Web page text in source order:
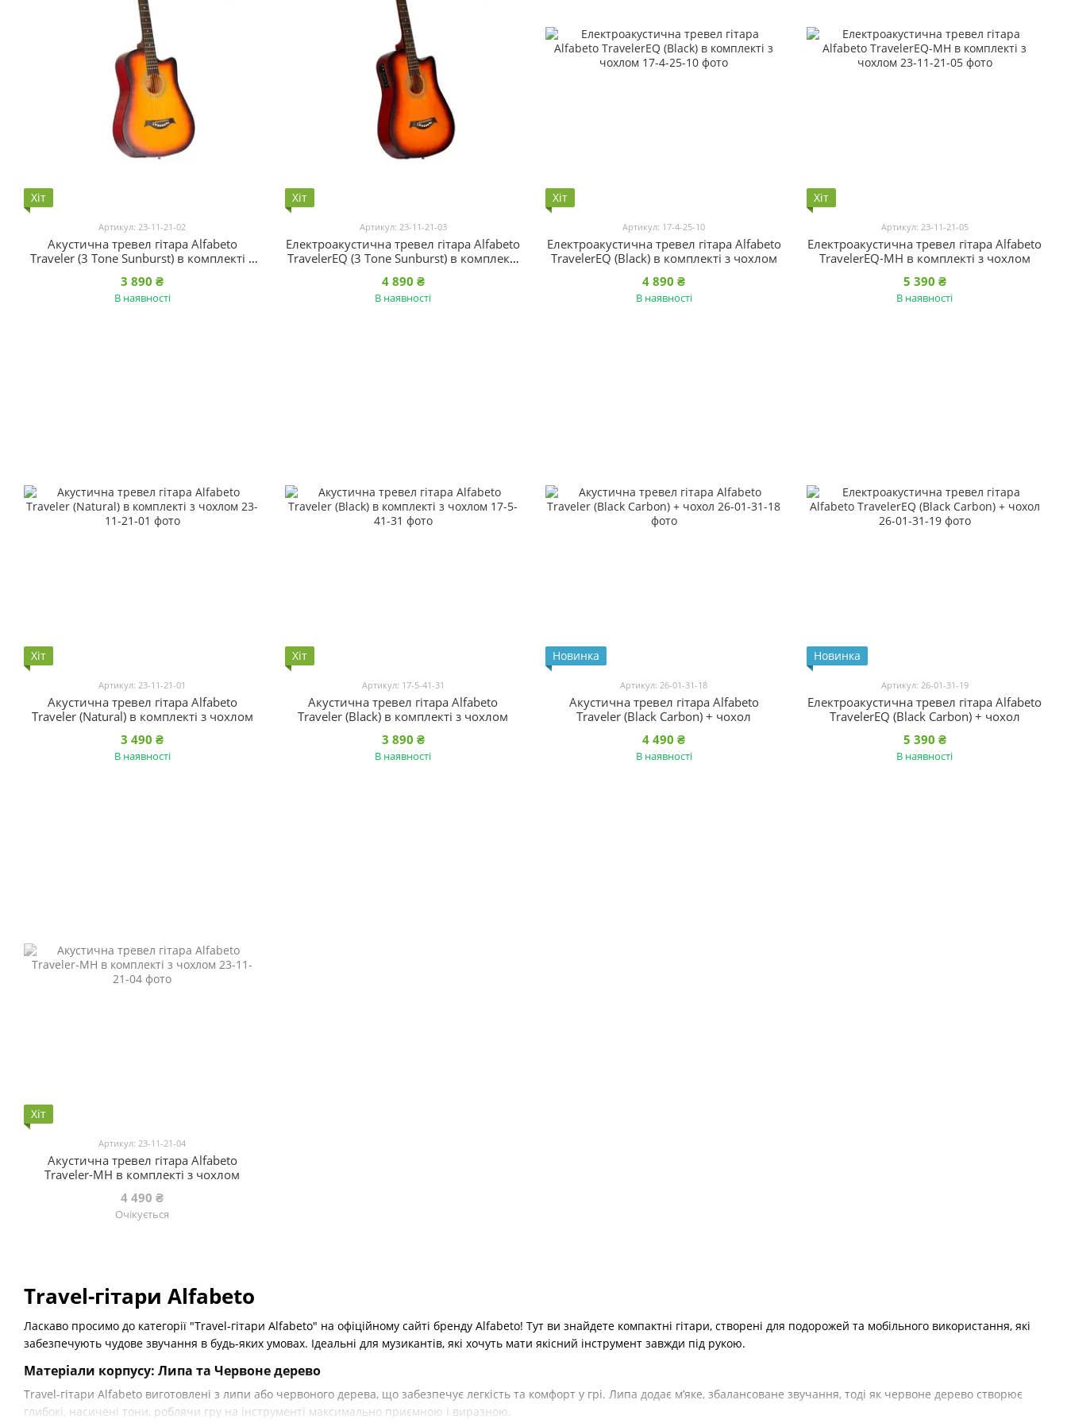
Travel-гітари Alfabeto
Ласкаво просимо до категорії "Travel-гітари Alfabeto" на офіційному сайті бренду Alfabeto! Тут ви знайдете компактні гітари, створені для подорожей та мобільного використання, які
забезпечують чудове звучання в будь-яких умовах. Ідеальні для музикантів, які хочуть мати якісний інструмент завжди під рукою.
Матеріали корпусу: Липа та Червоне дерево
Travel-гітари Alfabeto виготовлені з липи або червоного дерева, що забезпечує легкість та комфорт у грі. Липа додає м’яке, збалансоване звучання, тоді як червоне дерево створює
глибокі, насичені тони, роблячи гру на інструменті максимально приємною і виразною.
Хіт
Артикул: 23-11-21-02
Акустична тревел гітара Alfabeto
Traveler (3 Tone Sunburst) в комплекті з
3 890 ₴
В наявності
Хіт
Артикул: 23-11-21-03
Електроакустична тревел гітара Alfabeto
TravelerEQ (3 Tone Sunburst) в комплекті
4 890 ₴
В наявності
Хіт
Артикул: 17-4-25-10
Електроакустична тревел гітара Alfabeto
TravelerEQ (Black) в комплекті з чохлом
4 890 ₴
В наявності
Хіт
Артикул: 23-11-21-05
Електроакустична тревел гітара Alfabeto
TravelerEQ-MH в комплекті з чохлом
5 390 ₴
В наявності
Хіт
Артикул: 23-11-21-01
Акустична тревел гітара Alfabeto
Traveler (Natural) в комплекті з чохлом
3 490 ₴
В наявності
Хіт
Артикул: 17-5-41-31
Акустична тревел гітара Alfabeto
Traveler (Black) в комплекті з чохлом
3 890 ₴
В наявності
Новинка
Артикул: 26-01-31-18
Акустична тревел гітара Alfabeto
Traveler (Black Carbon) + чохол
4 490 ₴
В наявності
Новинка
Артикул: 26-01-31-19
Електроакустична тревел гітара Alfabeto
TravelerEQ (Black Carbon) + чохол
5 390 ₴
В наявності
Хіт
Артикул: 23-11-21-04
Акустична тревел гітара Alfabeto
Traveler-MH в комплекті з чохлом
4 490 ₴
Очікується